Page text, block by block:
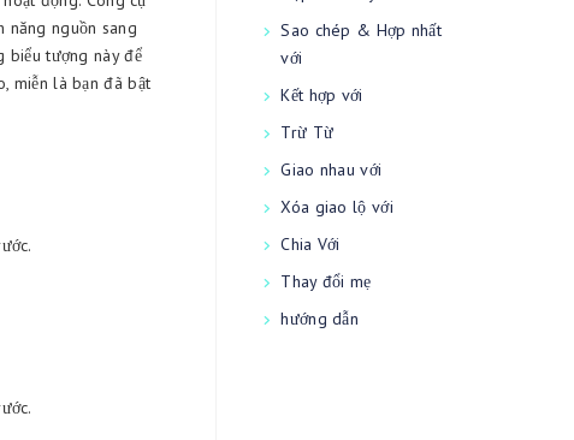
năng nguồn sang
biểu tượng này để
miễn là bạn đã bật
Sao chép & Hợp nhất
với
Kết hợp với
Trừ Từ
Giao nhau với
Xóa giao lộ với
Chia Với
Thay đổi mẹ
hướng dẫn